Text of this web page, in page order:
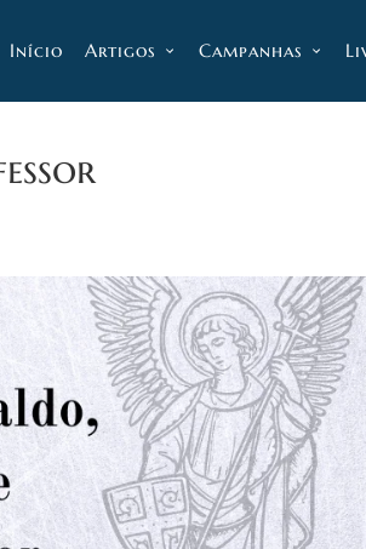
Início Artigos Campanhas